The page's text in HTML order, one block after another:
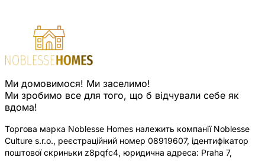
Ми домовимося! Ми заселимо!
Ми зробимо все для того, що б відчували себе як
вдома!
Торгова марка Noblesse Homes належить компанії Noblesse
Culture s.r.o., реєстраційний номер 08919607, ідентифікатор
поштової скриньки z8pqfc4, юридична адреса: Praha 7,